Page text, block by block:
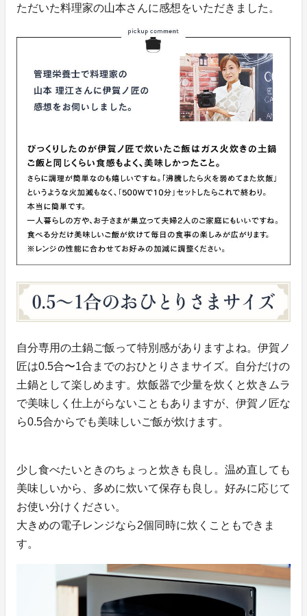
ただいた料理家の山本さんに感想をいただきました。
自分専用の土鍋ご飯って特別感がありますよね。伊賀ノ
匠は0.5合〜1合までのおひとりさまサイズ。自分だけの
土鍋として楽しめます。炊飯器で少量を炊くと炊きムラ
で美味しく仕上がらないこともありますが、伊賀ノ匠な
ら0.5合からでも美味しいご飯が炊けます。
少し食べたいときのちょっと炊きも良し。温め直しても
美味しいから、多めに炊いて保存も良し。好みに応じて
お使い分けください。
大きめの電子レンジなら2個同時に炊くこともできま
す。